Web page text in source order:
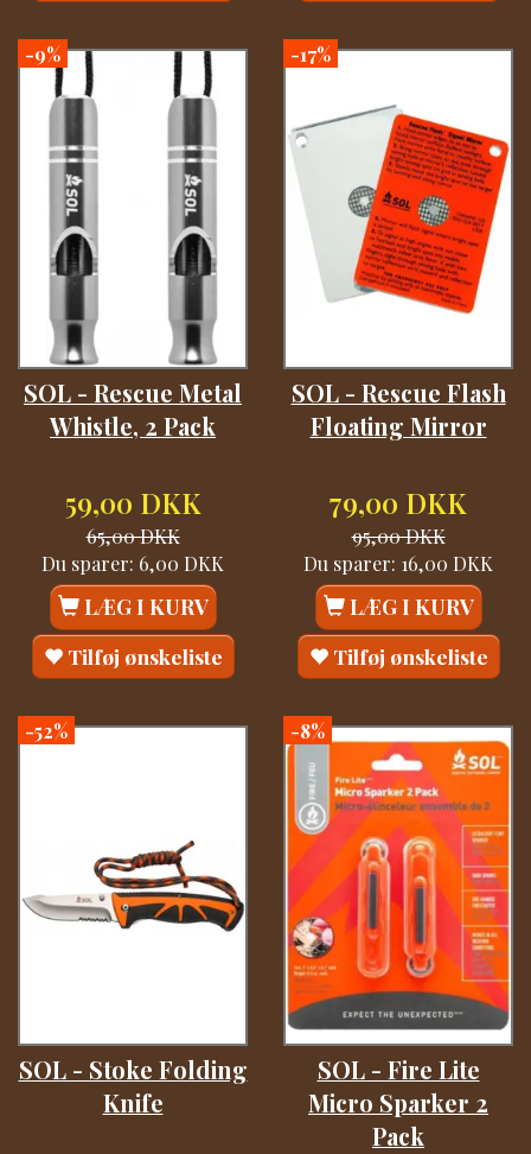
-9%
SOL - Rescue Metal
Whistle, 2 Pack
59,00 DKK
65,00 DKK
Du sparer: 6,00 DKK
LÆG I KURV
Tilføj ønskeliste
-17%
SOL - Rescue Flash
Floating Mirror
79,00 DKK
95,00 DKK
Du sparer: 16,00 DKK
LÆG I KURV
Tilføj ønskeliste
-52%
SOL - Stoke Folding
Knife
-8%
SOL - Fire Lite
Micro Sparker 2
Pack